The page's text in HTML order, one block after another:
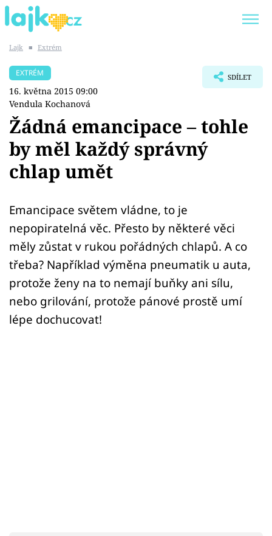
SHOPAHOLICADEL
Témata
Showbyznys
Youtubeři
Virály
Sex a vztahy
Videa
Lajk ■ Extrém
EXTRÉM
16. května 2015 09:00
Vendula Kochanová
SDÍLET
Žádná emancipace – tohle
by měl každý správný
chlap umět
Emancipace světem vládne, to je
nepopiratelná věc. Přesto by některé věci
měly zůstat v rukou pořádných chlapů. A co
třeba? Například výměna pneumatik u auta,
protože ženy na to nemají buňky ani sílu,
nebo grilování, protože pánové prostě umí
lépe dochucovat!